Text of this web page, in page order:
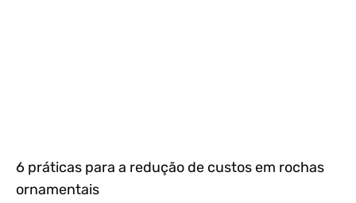
6 práticas para a redução de custos em rochas
ornamentais